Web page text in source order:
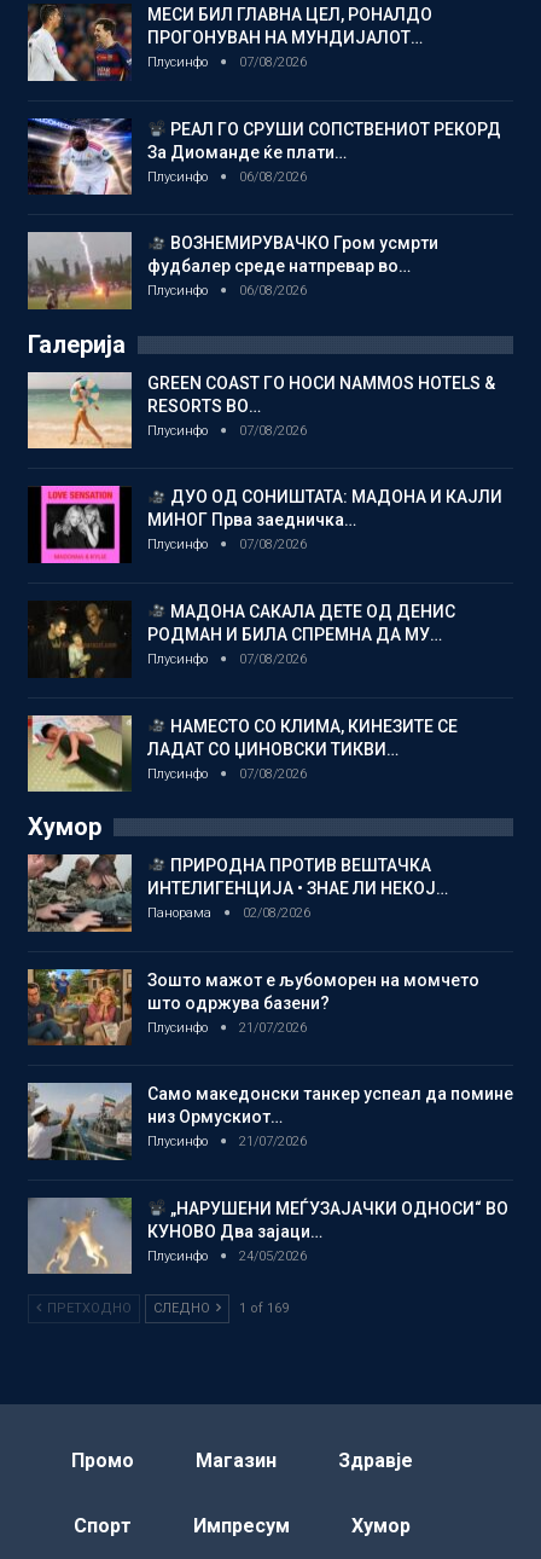
МЕСИ БИЛ ГЛАВНА ЦЕЛ, РОНАЛДО
ПРОГОНУВАН НА МУНДИЈАЛОТ…
Плусинфо 07/08/2026
РЕАЛ ГО СРУШИ СОПСТВЕНИОТ РЕКОРД
За Диоманде ќе плати…
Плусинфо 06/08/2026
ВОЗНЕМИРУВАЧКО Гром усмрти
фудбалер среде натпревар во…
Плусинфо 06/08/2026
Галерија
GREEN COAST ГО НОСИ NAMMOS HOTELS &
RESORTS ВО…
Плусинфо 07/08/2026
ДУО ОД СОНИШТАТА: МАДОНА И КАЈЛИ
МИНОГ Прва заедничка…
Плусинфо 07/08/2026
МАДОНА САКАЛА ДЕТЕ ОД ДЕНИС
РОДМАН И БИЛА СПРЕМНА ДА МУ…
Плусинфо 07/08/2026
НАМЕСТО СО КЛИМА, КИНЕЗИТЕ СЕ
ЛАДАТ СО ЏИНОВСКИ ТИКВИ…
Плусинфо 07/08/2026
Хумор
ПРИРОДНА ПРОТИВ ВЕШТАЧКА
ИНТЕЛИГЕНЦИЈА • ЗНАЕ ЛИ НЕКОЈ…
Панорама 02/08/2026
Зошто мажот е љубоморен на момчето
што одржува базени?
Плусинфо 21/07/2026
Само македонски танкер успеал да помине
низ Ормускиот…
Плусинфо 21/07/2026
„НАРУШЕНИ МЕЃУЗАЈАЧКИ ОДНОСИ“ ВО
КУНОВО Два зајаци…
Плусинфо 24/05/2026
ПРЕТХОДНО СЛЕДНО 1 of 169
Промо Магазин Здравје
Спорт Импресум Хумор